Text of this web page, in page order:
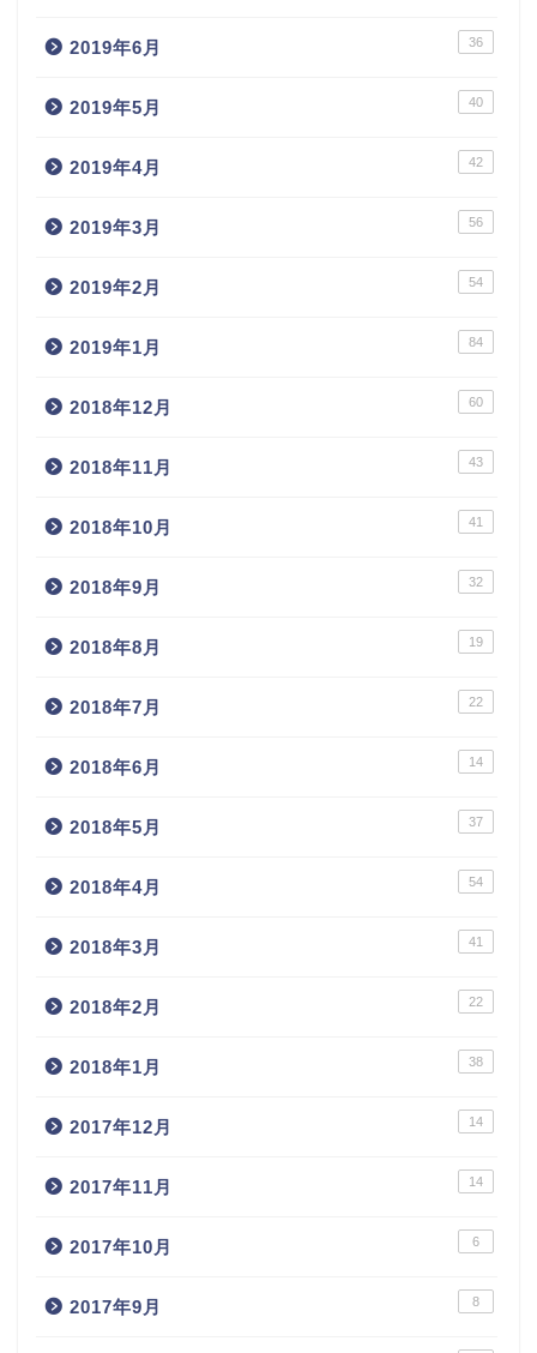
2019年6月 36
2019年5月 40
2019年4月 42
2019年3月 56
2019年2月 54
2019年1月 84
2018年12月 60
2018年11月 43
2018年10月 41
2018年9月 32
2018年8月 19
2018年7月 22
2018年6月 14
2018年5月 37
2018年4月 54
2018年3月 41
2018年2月 22
2018年1月 38
2017年12月 14
2017年11月 14
2017年10月 6
2017年9月 8